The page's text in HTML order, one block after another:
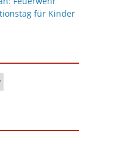
für Kinder